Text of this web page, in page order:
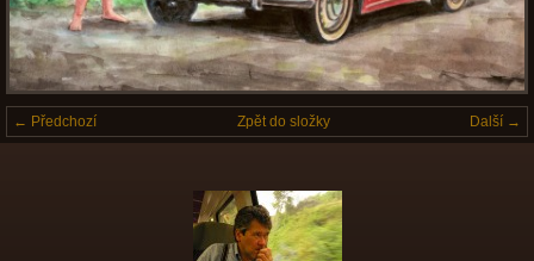
← Předchozí Další →
Zpět do složky